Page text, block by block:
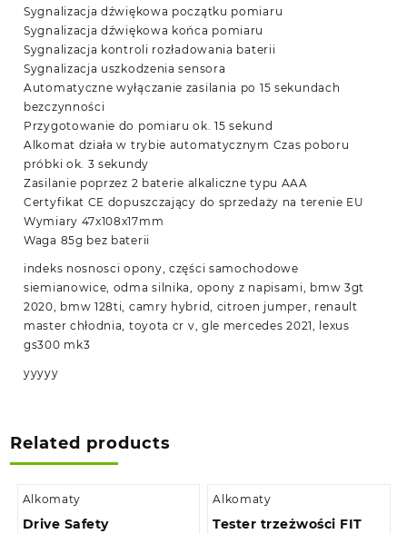
Sygnalizacja dźwiękowa początku pomiaru
Sygnalizacja dźwiękowa końca pomiaru
Sygnalizacja kontroli rozładowania baterii
Sygnalizacja uszkodzenia sensora
Automatyczne wyłączanie zasilania po 15 sekundach
bezczynności
Przygotowanie do pomiaru ok. 15 sekund
Alkomat działa w trybie automatycznym Czas poboru
próbki ok. 3 sekundy
Zasilanie poprzez 2 baterie alkaliczne typu AAA
Certyfikat CE dopuszczający do sprzedaży na terenie EU
Wymiary 47x108x17mm
Waga 85g bez baterii
indeks nosnosci opony, części samochodowe
siemianowice, odma silnika, opony z napisami, bmw 3gt
2020, bmw 128ti, camry hybrid, citroen jumper, renault
master chłodnia, toyota cr v, gle mercedes 2021, lexus
gs300 mk3
yyyyy
Related products
Alkomaty
Drive Safety
Alkomaty
Tester trzeżwości FIT